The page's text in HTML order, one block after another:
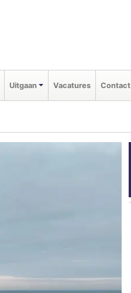
Uitgaan Vacatures Contact